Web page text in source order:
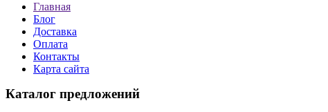
Главная
Блог
Доставка
Оплата
Контакты
Карта сайта
Каталог предложений